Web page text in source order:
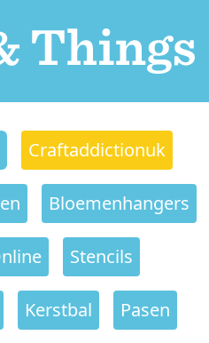
Craftaddictionuk
Bloemenhangers
Stencils
Kerstbal Pasen